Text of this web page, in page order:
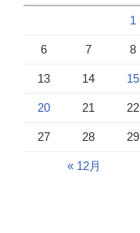
1
6 7 8
13 14 15
20 21 22
27 28 29
« 12月